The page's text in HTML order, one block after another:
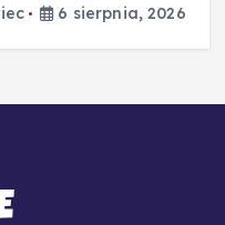
6 sierpnia, 2026